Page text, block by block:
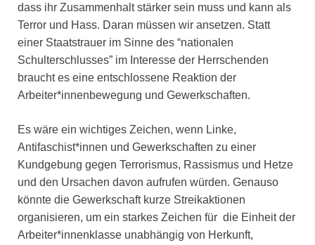
dass ihr Zusammenhalt stärker sein muss und kann als
Terror und Hass. Daran müssen wir ansetzen. Statt
einer Staatstrauer im Sinne des “nationalen
Schulterschlusses” im Interesse der Herrschenden
braucht es eine entschlossene Reaktion der
Arbeiter*innenbewegung und Gewerkschaften.
Es wäre ein wichtiges Zeichen, wenn Linke,
Antifaschist*innen und Gewerkschaften zu einer
Kundgebung gegen Terrorismus, Rassismus und Hetze
und den Ursachen davon aufrufen würden. Genauso
könnte die Gewerkschaft kurze Streikaktionen
organisieren, um ein starkes Zeichen für die Einheit der
Arbeiter*innenklasse unabhängig von Herkunft,